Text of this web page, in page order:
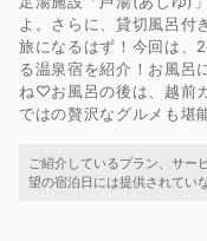
よ。さらに、貸切風呂付
旅になるはず！今回は、
る温泉宿を紹介！お風呂
ね♡お風呂の後は、越前
ではの贅沢なグルメも堪